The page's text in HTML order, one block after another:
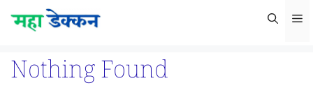
Skip
Nothing Found